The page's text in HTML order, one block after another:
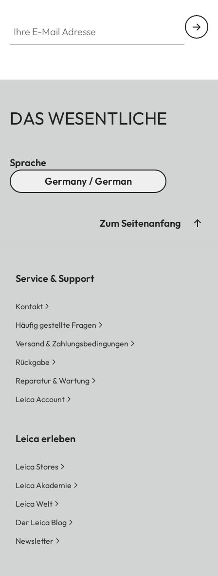
DAS WESENTLICHE
Sprache
Germany / German
Zum Seitenanfang
Service & Support
Kontakt
Häufig gestellte Fragen
Versand & Zahlungsbedingungen
Rückgabe
Reparatur & Wartung
Leica Account
Leica erleben
Leica Stores
Leica Akademie
Leica Welt
Der Leica Blog
Newsletter